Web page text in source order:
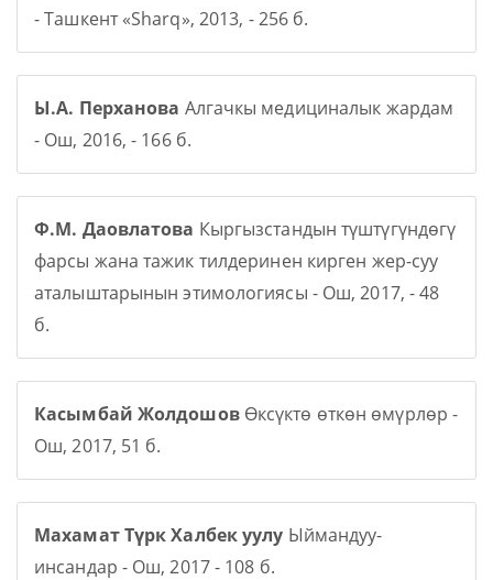
- Ташкент «Sharq», 2013, - 256 б.
Ы.А. Перханова Алгачкы медициналык жардам
- Ош, 2016, - 166 б.
Ф.М. Даовлатова Кыргызстандын түштүгүндөгү
фарсы жана тажик тилдеринен кирген жер-суу
аталыштарынын этимологиясы - Ош, 2017, - 48
б.
Касымбай Жолдошов Өксүктө өткөн өмүрлөр -
Ош, 2017, 51 б.
Махамат Түрк Халбек уулу Ыймандуу-
инсандар - Ош, 2017 - 108 б.